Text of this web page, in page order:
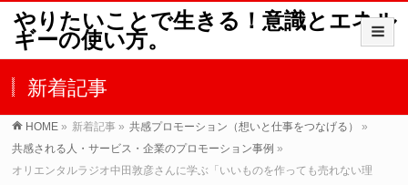
やりたいことで生きる！意識とエネル
ギーの使い方。
新着記事
HOME » 新着記事 » 共感プロモーション（想いと仕事をつなげる）
»
共感される人・サービス・企業のプロモーション事例 »
オリエンタルラジオ中田敦彦さんに学ぶ「いいものを作っても売れない理